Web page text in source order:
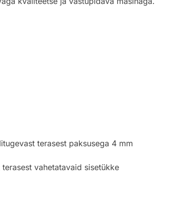
terasest paksusega 4 mm
vahetatavaid sisetükke